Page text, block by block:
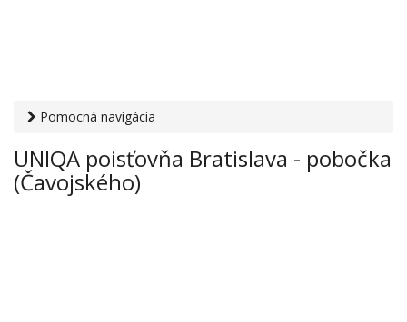
Pomocná navigácia
poisťovňa Bratislava - pobočka (Čavojského)
UNIQA poisťovňa Bratislava - pobočka
(Čavojského)